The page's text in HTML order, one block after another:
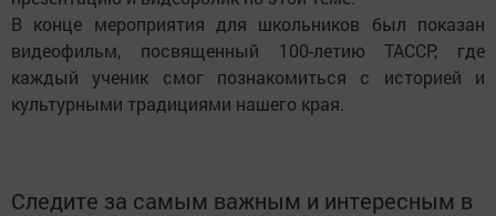
В конце мероприятия для школьников был показан
видеофильм, посвященный 100-летию ТАССР, где
каждый ученик смог познакомиться с историей и
культурными традициями нашего края.
Следите за самым важным и интересным в